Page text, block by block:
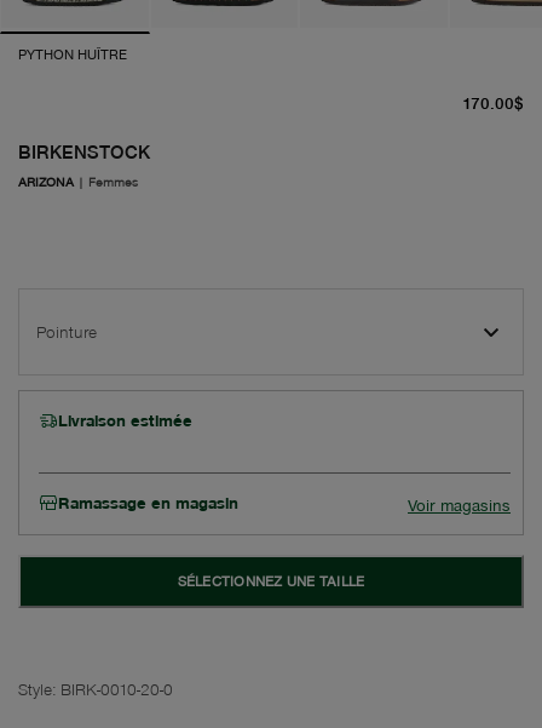
PYTHON HUÎTRE
BIRKENSTOCK
ARIZONA | Femmes
170.00$
Pointure
Livraison estimée
Ramassage en magasin Voir magasins
SÉLECTIONNEZ UNE TAILLE
Style: BIRK-0010-20-0